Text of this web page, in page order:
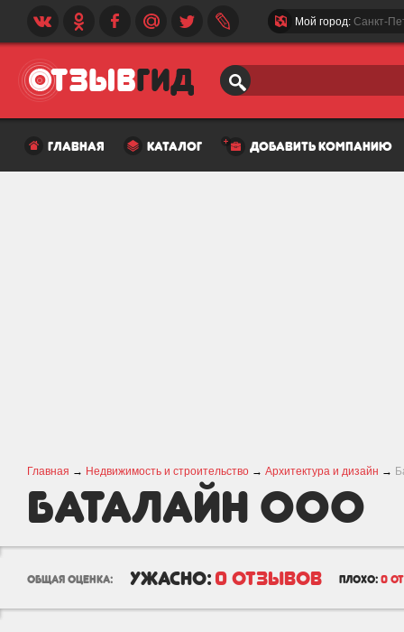
Мой город: Санкт-
главная каталог добавить компанию
Главная → Недвижимость и строительство → Архитектура и дизайн →
Баталайн ООО
общая оценка: ужасно: 0 отзывов плохо: 0